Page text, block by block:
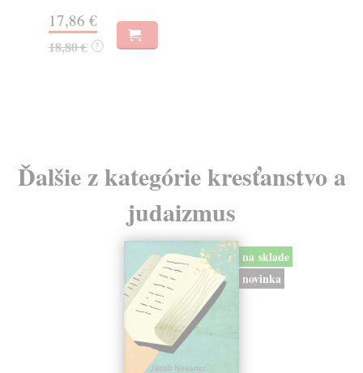
17,86 €
18,80 € ?
Ďalšie z kategórie kresťanstvo a
judaizmus
na sklade
novinka